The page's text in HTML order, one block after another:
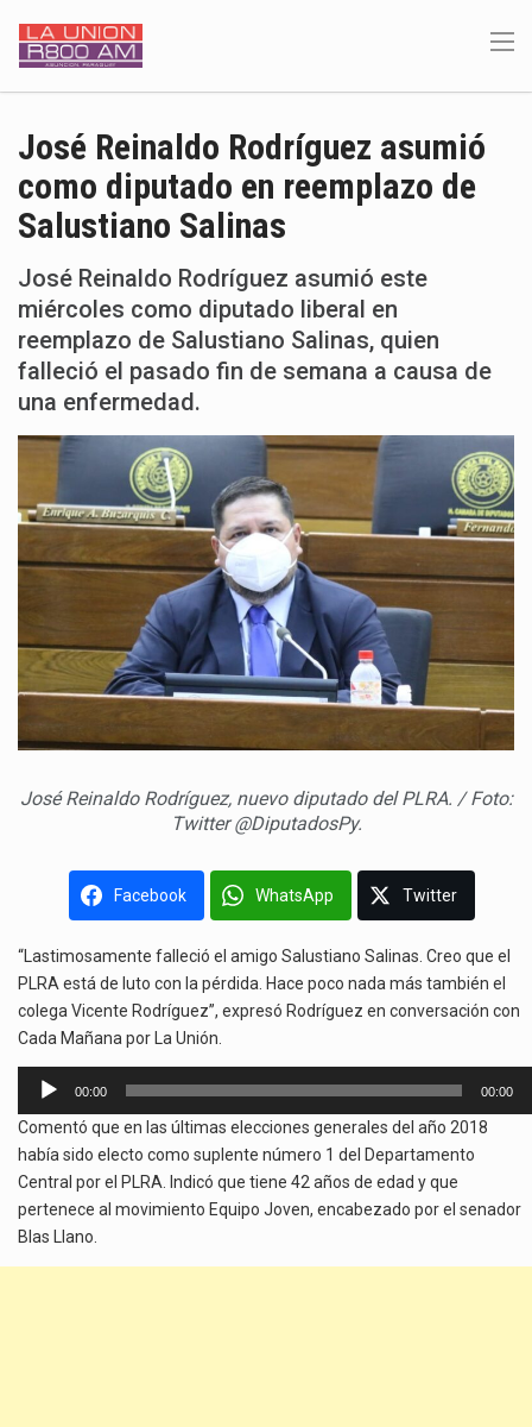
José Reinaldo Rodríguez asumió
como diputado en reemplazo de
Salustiano Salinas
José Reinaldo Rodríguez asumió este
miércoles como diputado liberal en
reemplazo de Salustiano Salinas, quien
falleció el pasado fin de semana a causa de
una enfermedad.
José Reinaldo Rodríguez, nuevo diputado del PLRA. / Foto:
Twitter @DiputadosPy.
Facebook WhatsApp Twitter
“Lastimosamente falleció el amigo Salustiano Salinas. Creo que el
PLRA está de luto con la pérdida. Hace poco nada más también el
colega Vicente Rodríguez”, expresó Rodríguez en conversación con
Cada Mañana por La Unión.
Reproductor
audio
00:00 00:00
Comentó que en las últimas elecciones generales del año 2018
había sido electo como suplente número 1 del Departamento
Central por el PLRA. Indicó que tiene 42 años de edad y que
pertenece al movimiento Equipo Joven, encabezado por el senador
Blas Llano.